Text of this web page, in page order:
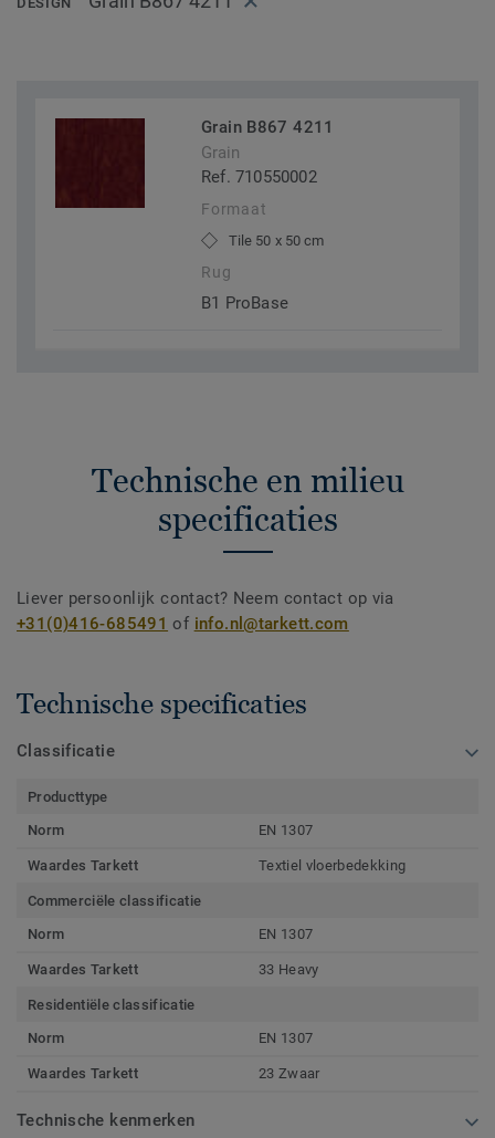
Grain B867 4211
Grain
Ref. 710550002
Formaat
Tile 50 x 50 cm
Rug
B1 ProBase
Technische en milieu
specificaties
Liever persoonlijk contact? Neem contact op via
+31(0)416-685491 of info.nl@tarkett.com
Technische specificaties
Classificatie
Producttype
Norm
EN 1307
Waardes Tarkett Textiel vloerbedekking
Commerciële classificatie
Norm
EN 1307
Waardes Tarkett 33 Heavy
Residentiële classificatie
Norm
EN 1307
Waardes Tarkett 23 Zwaar
Technische kenmerken